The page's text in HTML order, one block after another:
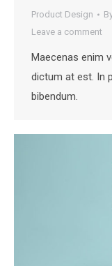
Product Design
Leave a comment
Maecenas enim
dictum at est. In
bibendum.